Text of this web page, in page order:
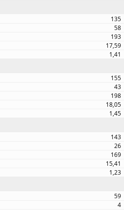
135
58
193
17,59
1,41
155
43
198
18,05
1,45
143
26
169
15,41
1,23
59
4